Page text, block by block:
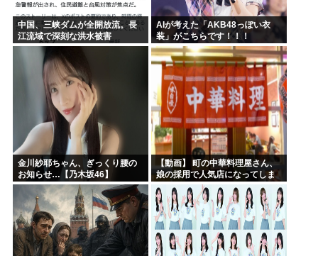
中国、三峡ダムが全開放流。長
江流域で深刻な洪水被害
AIが考えた「AKB48っぽい衣
装」がこちらです！！！
金川紗耶ちゃん、ぎっくり腰の
お知らせ…【乃木坂46】
【動画】 町の中華料理屋さん、
娘の採用で人気店になってしま
う